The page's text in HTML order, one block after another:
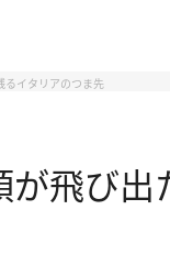
るイタリアのつま先
飛び